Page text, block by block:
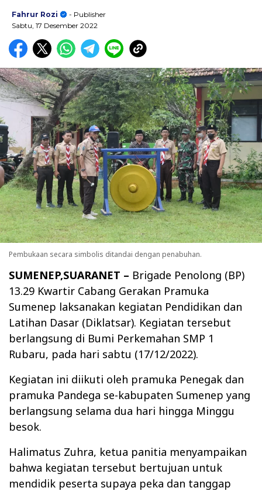
Fahrur Rozi
- Publisher
Sabtu, 17 Desember 2022
Pembukaan secara simbolis ditandai dengan penabuhan.
SUMENEP,SUARANET – Brigade Penolong (BP)
13.29 Kwartir Cabang Gerakan Pramuka
Sumenep laksanakan kegiatan Pendidikan dan
Latihan Dasar (Diklatsar). Kegiatan tersebut
berlangsung di Bumi Perkemahan SMP 1
Rubaru, pada hari sabtu (17/12/2022).
Kegiatan ini diikuti oleh pramuka Penegak dan
pramuka Pandega se-kabupaten Sumenep yang
berlangsung selama dua hari hingga Minggu
besok.
Halimatus Zuhra, ketua panitia menyampaikan
bahwa kegiatan tersebut bertujuan untuk
mendidik peserta supaya peka dan tanggap